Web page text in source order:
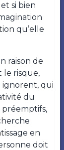
si bien
qu’elle
raison de
le risque,
ignorent, qui
du
en
doit